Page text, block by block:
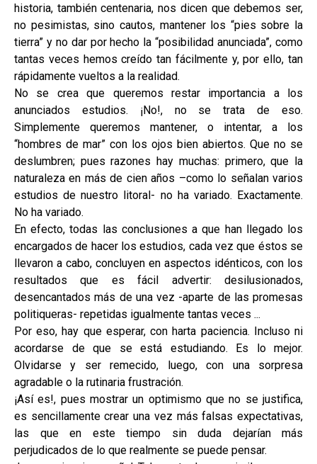
historia, también centenaria, nos dicen que debemos ser,
no pesimistas, sino cautos, mantener los “pies sobre la
tierra” y no dar por hecho la “posibilidad anunciada”, como
tantas veces hemos creído tan fácilmente y, por ello, tan
rápidamente vueltos a la realidad.
No se crea que queremos restar importancia a los
anunciados estudios. ¡No!, no se trata de eso.
Simplemente queremos mantener, o intentar, a los
“hombres de mar” con los ojos bien abiertos. Que no se
deslumbren; pues razones hay muchas: primero, que la
naturaleza en más de cien años –como lo señalan varios
estudios de nuestro litoral- no ha variado. Exactamente.
No ha variado.
En efecto, todas las conclusiones a que han llegado los
encargados de hacer los estudios, cada vez que éstos se
llevaron a cabo, concluyen en aspectos idénticos, con los
resultados que es fácil advertir: desilusionados,
desencantados más de una vez -aparte de las promesas
politiqueras- repetidas igualmente tantas veces ...
Por eso, hay que esperar, con harta paciencia. Incluso ni
acordarse de que se está estudiando. Es lo mejor.
Olvidarse y ser remecido, luego, con una sorpresa
agradable o la rutinaria frustración.
¡Así es!, pues mostrar un optimismo que no se justifica,
es sencillamente crear una vez más falsas expectativas,
las que en este tiempo sin duda dejarían más
perjudicados de lo que realmente se puede pensar.